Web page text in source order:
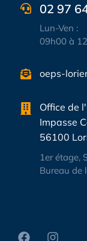
02 97
Lun-Ven :
09h00 à
oeps-
Office de
Impasse
56100
1er étage,
Bureau de